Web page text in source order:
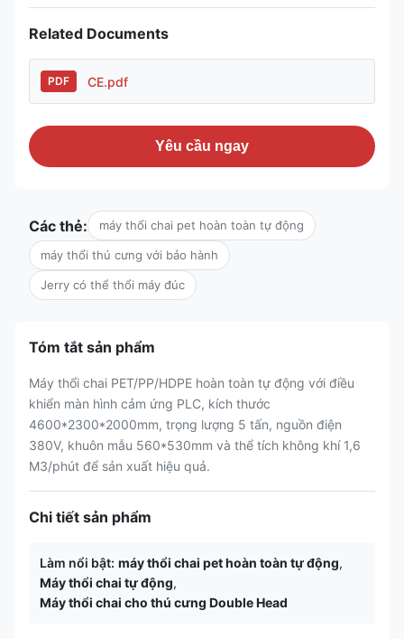
Related Documents
PDF CE.pdf
Yêu cầu ngay
Các thẻ: máy thổi chai pet hoàn toàn tự động
máy thổi thú cưng với bảo hành
Jerry có thể thổi máy đúc
Tóm tắt sản phẩm
Máy thổi chai PET/PP/HDPE hoàn toàn tự động với điều
khiển màn hình cảm ứng PLC, kích thước
4600*2300*2000mm, trọng lượng 5 tấn, nguồn điện
380V, khuôn mẫu 560*530mm và thể tích không khí 1,6
M3/phút để sản xuất hiệu quả.
Chi tiết sản phẩm
Làm nổi bật: máy thổi chai pet hoàn toàn tự động,
Máy thổi chai tự động,
Máy thổi chai cho thú cưng Double Head